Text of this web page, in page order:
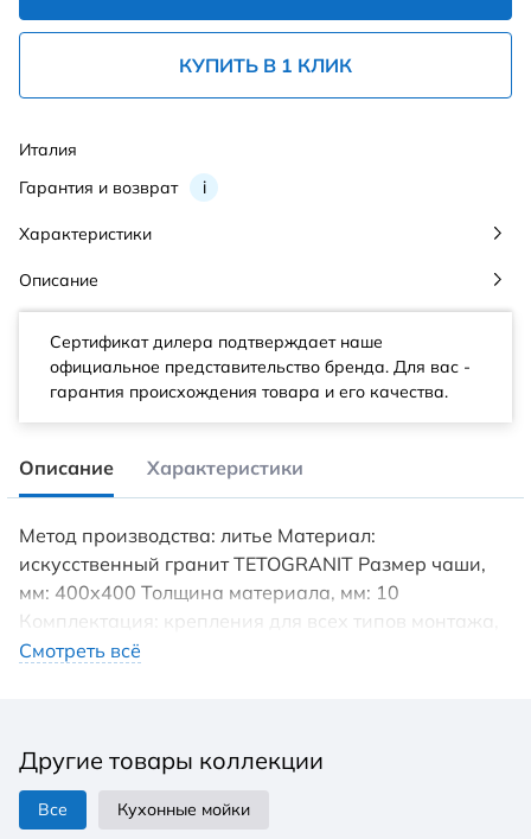
КУПИТЬ В 1 КЛИК
Гарантия и возврат i
Италия
Характеристики
Описание
Сертификат дилера подтверждает наше
официальное представительство бренда. Для вас -
гарантия происхождения товара и его качества.
Описание Характеристики
Метод производства: литье Материал:
искусственный гранит TETOGRANIT Размер чаши,
мм: 400x400 Толщина материала, мм: 10
Комплектация: крепления для всех типов монтажа,
донный клапан, сифон Гарантия: 15 лет Технология
высокой температуре. Далее, для обеззараживания
поверхности добавляют ионы серебра и волокна
теторона (Tetoron), благодаря которым, на всём
Смотреть всё
Другие товары коллекции
Все Кухонные мойки